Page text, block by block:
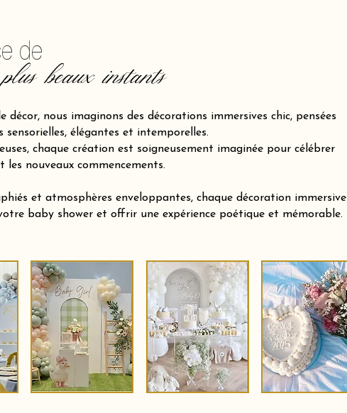
de
beaux instants
nous imaginons des décorations immersives chic, pensées
sensorielles, élégantes et intemporelles.
chaque création est soigneusement imaginée pour célébrer
les nouveaux commencements.
et atmosphères enveloppantes, chaque décoration immersive
baby shower et offrir une expérience poétique et mémorable.